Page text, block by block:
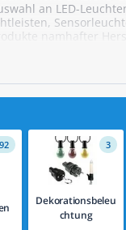
an LED-
namhafter
3
Dekorationsbeleu
chtung